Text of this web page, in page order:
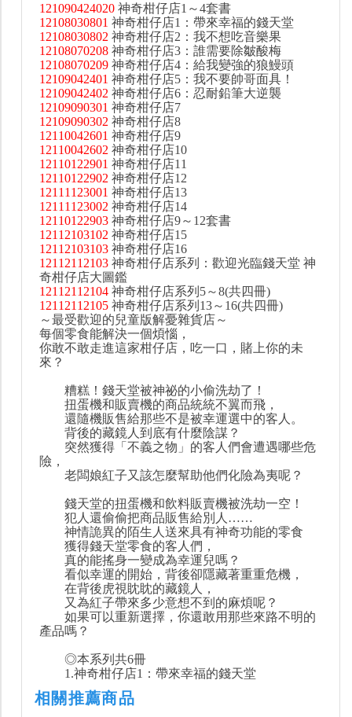
121090424020 神奇柑仔店1～4套書
12108030801 神奇柑仔店1：帶來幸福的錢天堂
12108030802 神奇柑仔店2：我不想吃音樂果
12108070208 神奇柑仔店3：誰需要除皺酸梅
12108070209 神奇柑仔店4：給我變強的狼鰻頭
12109042401 神奇柑仔店5：我不要帥哥面具！
12109042402 神奇柑仔店6：忍耐鉛筆大逆襲
12109090301 神奇柑仔店7
12109090302 神奇柑仔店8
12110042601 神奇柑仔店9
12110042602 神奇柑仔店10
12110122901 神奇柑仔店11
12110122902 神奇柑仔店12
12111123001 神奇柑仔店13
12111123002 神奇柑仔店14
12110122903 神奇柑仔店9～12套書
12112103102 神奇柑仔店15
12112103103 神奇柑仔店16
12112112103 神奇柑仔店系列：歡迎光臨錢天堂 神
奇柑仔店大圖鑑
12112112104 神奇柑仔店系列5～8(共四冊)
12112112105 神奇柑仔店系列13～16(共四冊)
～最受歡迎的兒童版解憂雜貨店～
每個零食能解決一個煩惱，
你敢不敢走進這家柑仔店，吃一口，賭上你的未
來？
糟糕！錢天堂被神祕的小偷洗劫了！
扭蛋機和販賣機的商品統統不翼而飛，
還隨機販售給那些不是被幸運選中的客人。
背後的藏鏡人到底有什麼陰謀？
突然獲得「不義之物」的客人們會遭遇哪些危
險，
老闆娘紅子又該怎麼幫助他們化險為夷呢？
錢天堂的扭蛋機和飲料販賣機被洗劫一空！
犯人還偷偷把商品販售給別人……
神情詭異的陌生人送來具有神奇功能的零食
獲得錢天堂零食的客人們，
真的能搖身一變成為幸運兒嗎？
看似幸運的開始，背後卻隱藏著重重危機，
在背後虎視眈眈的藏鏡人，
又為紅子帶來多少意想不到的麻煩呢？
如果可以重新選擇，你還敢用那些來路不明的
產品嗎？
◎本系列共6冊
1.神奇柑仔店1：帶來幸福的錢天堂
相關推薦商品